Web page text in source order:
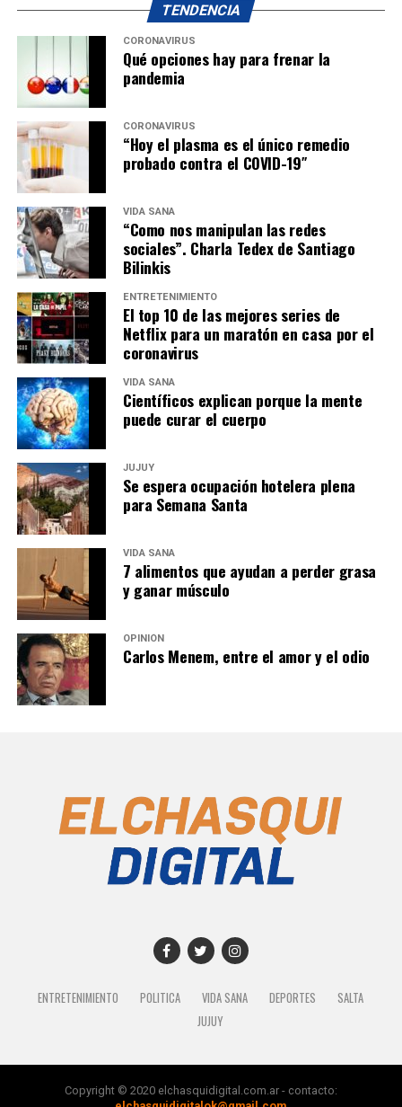
TENDENCIA
CORONAVIRUS
Qué opciones hay para frenar la
pandemia
CORONAVIRUS
“Hoy el plasma es el único remedio
probado contra el COVID-19″
VIDA SANA
“Como nos manipulan las redes
sociales”. Charla Tedex de Santiago
Bilinkis
ENTRETENIMIENTO
El top 10 de las mejores series de
Netflix para un maratón en casa por el
coronavirus
VIDA SANA
Científicos explican porque la mente
puede curar el cuerpo
JUJUY
Se espera ocupación hotelera plena
para Semana Santa
VIDA SANA
7 alimentos que ayudan a perder grasa
y ganar músculo
OPINIÓN
Carlos Menem, entre el amor y el odio
ENTRETENIMIENTO POLITICA VIDA SANA DEPORTES
SALTA
JUJUY
Copyright © 2020 elchasquidigital.com.ar - contacto: